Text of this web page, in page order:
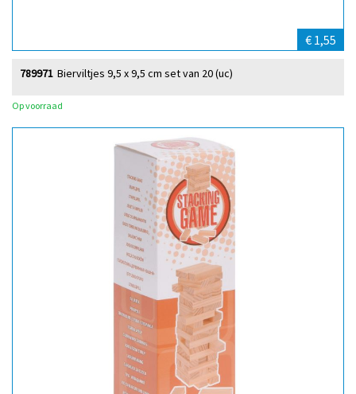
€ 1,55
Bierviltjes 9,5 x 9,5 cm set van 20 (uc)
789971
Op voorraad